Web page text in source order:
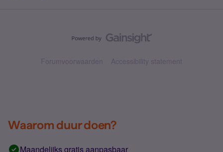
Forumvoorwaarden Accessibility statement
Waarom duur doen?
Maandelijks gratis aanpasbaar